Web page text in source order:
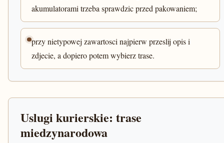
akumulatorami trzeba sprawdzic przed pakowaniem;
przy nietypowej zawartosci najpierw przeslij opis i
zdjecie, a dopiero potem wybierz trase.
Uslugi kurierskie: trase
miedzynarodowa